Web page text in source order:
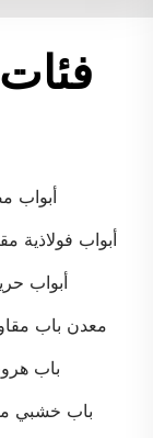
أبواب
أبواب فولاذية
أبواب
معدن باب
باب
باب خشبي